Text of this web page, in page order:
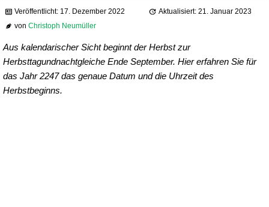
Veröffentlicht: 17. Dezember 2022
Aktualisiert: 21. Januar 2023
vonChristoph Neumüller
Aus kalendarischer Sicht beginnt der Herbst zur
Herbsttagundnachtgleiche Ende September. Hier erfahren Sie für
das Jahr 2247 das genaue Datum und die Uhrzeit des
Herbstbeginns.